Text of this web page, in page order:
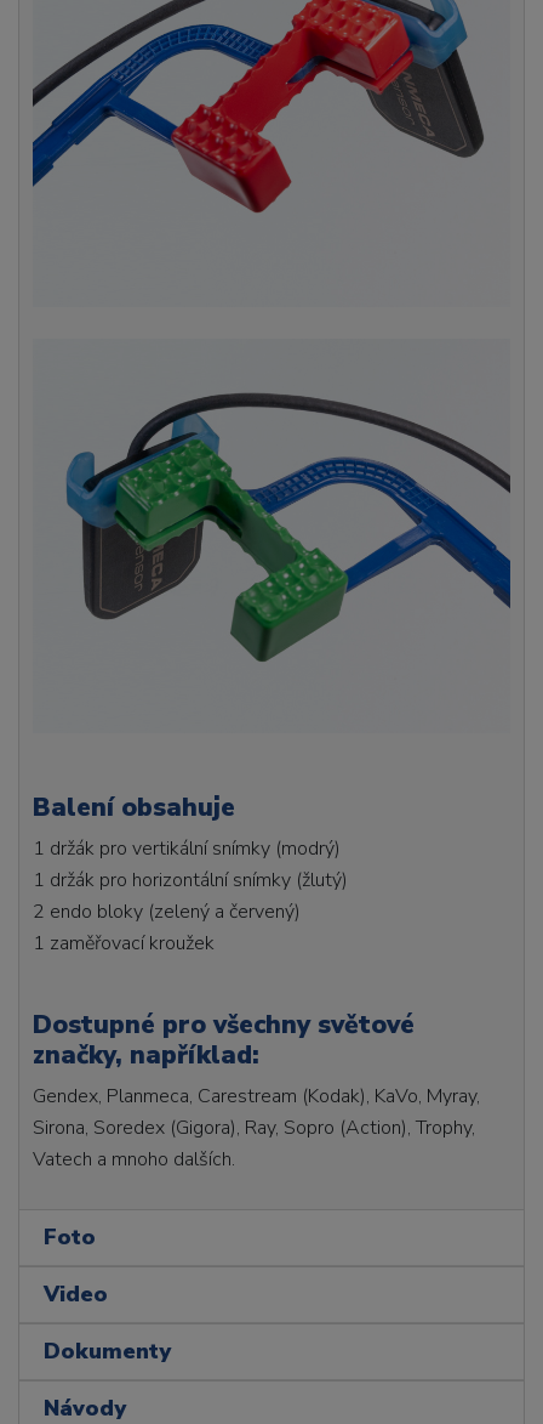
Balení obsahuje
1 držák pro vertikální snímky (modrý)
1 držák pro horizontální snímky (žlutý)
2 endo bloky (zelený a červený)
1 zaměřovací kroužek
Dostupné pro všechny světové
značky, například:
Gendex, Planmeca, Carestream (Kodak), KaVo, Myray,
Sirona, Soredex (Gigora), Ray, Sopro (Action), Trophy,
Vatech a mnoho dalších.
Foto
Video
Dokumenty
Návody